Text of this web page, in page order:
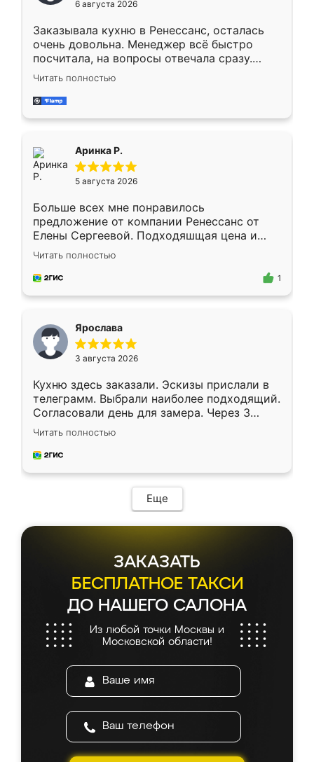
мебели буду заказывать только здесь.
6 августа 2026
Заказывала кухню в Ренессанс, осталась
очень довольна. Менеджер всё быстро
посчитала, на вопросы отвечала сразу.
Замерщик приехал в субботу, подошёл к
делу со всей ответственностью. Собрали
за день, ребята работали аккуратно, даже
Читать полностью
Аринка Р.
5 августа 2026
Больше всех мне понравилось
предложение от компании Ренессанс от
Елены Сергеевой. Подходяшщая цена и
короткие сроки изготовления. Приехавший
для замера сотрудник Владислав
предложил по моему эскизу самый
Читать полностью
1
Ярослава
3 августа 2026
Кухню здесь заказали. Эскизы прислали в
телеграмм. Выбрали наиболее подходящий.
Согласовали день для замера. Через 3
недели кухня была уже готова. Остались
довольны работой. Спасибо Ренессанс
мебель за качественную работу!
Читать полностью
Еще
ЗАКАЗАТЬ
БЕСПЛАТНОЕ ТАКСИ
ДО НАШЕГО САЛОНА
Из любой точки Москвы и
Московской области!